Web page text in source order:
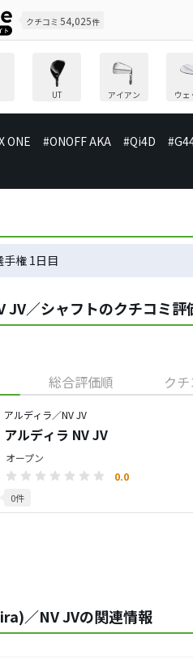
クチコミ 54,025件
UT アイアン ウェ
ONE #ONOFF AKA #Qi4D
手権 1日目
JV／シャフトのクチコミ評
総合評価順 ク
アルディラ／NV JV
アルディラ NV JV
オープン
0.0
0件
／NV JVの関連情報